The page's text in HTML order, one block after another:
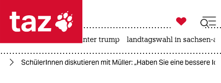
 taz zahl ich
taz zahl ich

taz zahl ich
usa unter trump landtagswahl in sachsen-
SchülerInnen diskutieren mit Müller: „Haben Sie eine bessere